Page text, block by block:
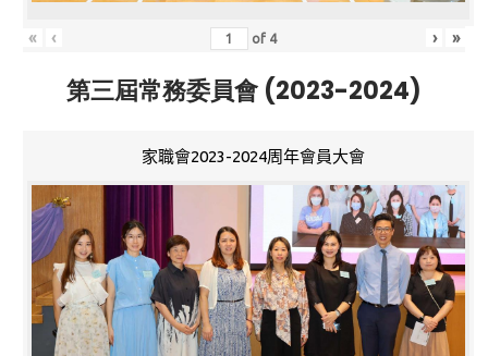
« ‹ of 4 › »
第三屆常務委員會 (2023-2024)
家職會2023-2024周年會員大會